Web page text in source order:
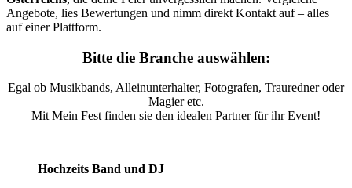
Angebote, lies Bewertungen und nimm direkt Kontakt auf – alles
auf einer Plattform.
Bitte die Branche auswählen:
Egal ob Musikbands, Alleinunterhalter, Fotografen, Trauredner oder
Magier etc.
Mit Mein Fest finden sie den idealen Partner für ihr Event!
Hochzeits Band und DJ